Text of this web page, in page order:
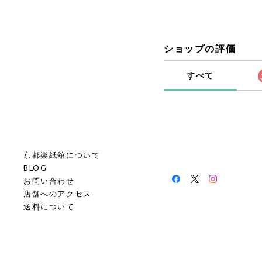
京都楽紙舘について
BLOG
お問い合わせ
店舗へのアクセス
送料について
ショップの評価
すべて